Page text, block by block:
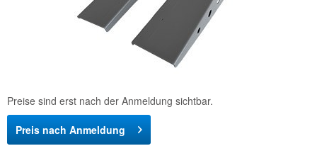
Preise sind erst nach der Anmeldung sichtbar.
Preis nach Anmeldung